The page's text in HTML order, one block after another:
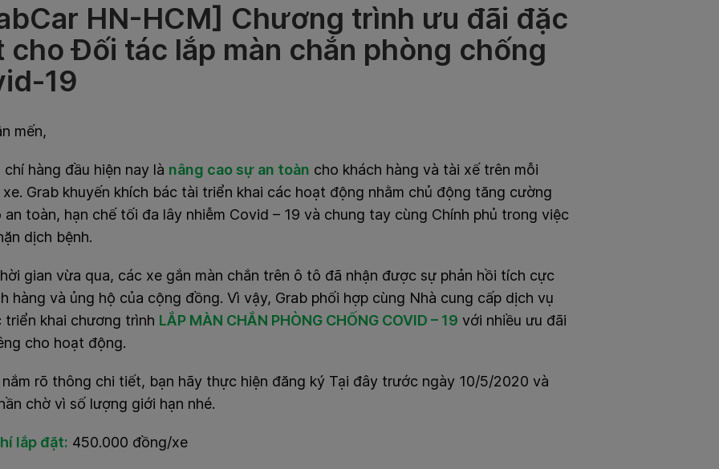
HN-HCM] Chương trình ưu đãi đặc
cho Đối tác lắp màn chắn phòng chống
19
mến,
chí hàng đầu hiện nay là nâng cao sự an toàn cho khách hàng và tài xế trên mỗi
Grab khuyến khích bác tài triển khai các hoạt động nhằm chủ động tăng cường
an toàn, hạn chế tối đa lây nhiễm Covid – 19 và chung tay cùng Chính phủ trong việc
dịch bệnh.
gian vừa qua, các xe gắn màn chắn trên ô tô đã nhận được sự phản hồi tích cực
hàng và ủng hộ của cộng đồng. Vì vậy, Grab phối hợp cùng Nhà cung cấp dịch vụ
triển khai chương trình LẮP MÀN CHẮN PHÒNG CHỐNG COVID – 19 với nhiều ưu đãi
cho hoạt động.
nắm rõ thông chi tiết, bạn hãy thực hiện đăng ký Tại đây trước ngày 10/5/2020 và
chờ vì số lượng giới hạn nhé.
lắp đặt: 450.000 đồng/xe